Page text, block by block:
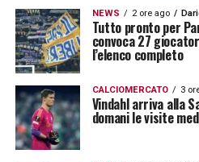
NEWS 2 ore ago
Tutto pronto per
convoca 27
l’elenco completo
CALCIOMERCATO 3
Vindahl arriva alla
domani le visite